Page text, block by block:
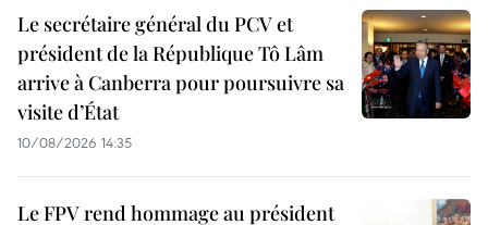
Le secrétaire général du PCV et
président de la République Tô Lâm
arrive à Canberra pour poursuivre sa
visite d’État
10/08/2026 14:35
Le FPV rend hommage au président